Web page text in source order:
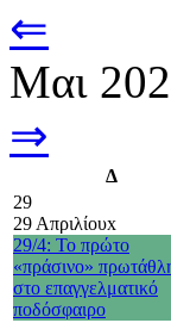
⇐
Μαι
⇒
Δ
29
29 Απριλίουx
29/4: Το πρώτο
«πράσινο»
στο επαγγελματικό
ποδόσφαιρο